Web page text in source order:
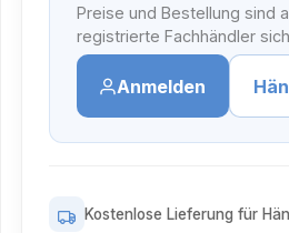
Preise und Bestellung sind
registrierte Fachhändler
Anmelden
Kostenlose Lieferung für